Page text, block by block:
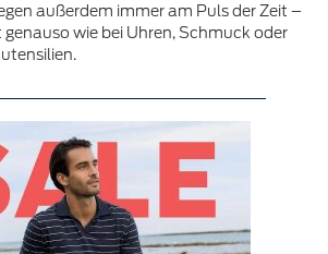
außerdem immer am Puls der Zeit –
wie bei Uhren, Schmuck oder